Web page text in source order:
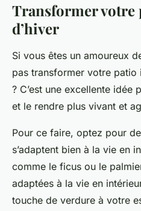
Transformer votre
d’hiver
Si vous êtes un amoureux
pas transformer votre patio
? C’est une excellente idée
et le rendre plus vivant et
Pour ce faire, optez pour
s’adaptent bien à la vie en
comme le ficus ou le
adaptées à la vie en
touche de verdure à votre